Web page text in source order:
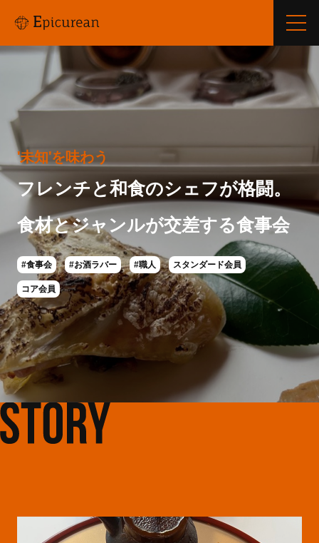
'未知'を味わう
フレンチと和食のシェフが格闘。
食材とジャンルが交差する食事会
#食事会 #お酒ラバー #職人 スタンダード会員
コア会員